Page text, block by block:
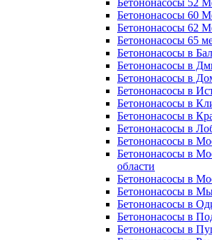
Бетононасосы 52
Бетононасосы 60
Бетононасосы 62
Бетононасосы 65
Бетононасосы в
Бетононасосы в
Бетононасосы в
Бетононасосы в
Бетононасосы в
Бетононасосы в
Бетононасосы в
Бетононасосы в
Бетононасосы в
области
Бетононасосы в
Бетононасосы в
Бетононасосы в
Бетононасосы в
Бетононасосы в